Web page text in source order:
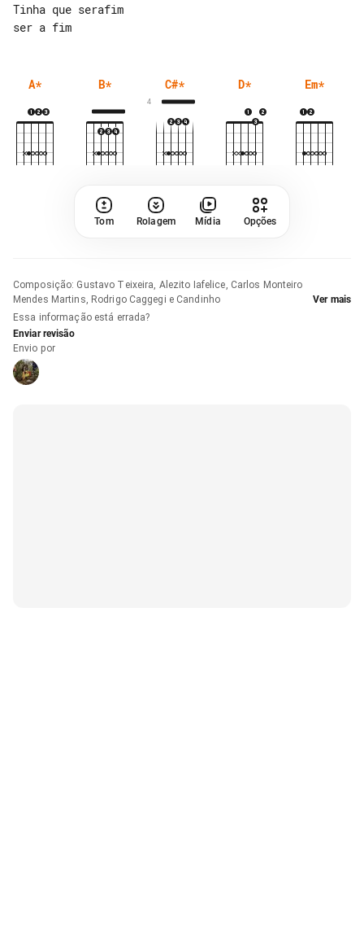
Tinha que serafim
A* B* C#*
4
D* Em*
Tom Rolagem Mídia Opções
Composição: Gustavo Teixeira, Alezito Iafelice, Carlos Monteiro
Mendes Martins, Rodrigo Caggegi e Candinho
Ver mais
Essa informação está errada?
Enviar revisão
Envio por